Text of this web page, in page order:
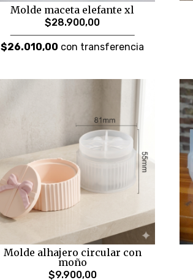
Molde maceta elefante xl
$28.900,00
$26.010,00 con transferencia
Molde alhajero circular con
moño
$9.900,00